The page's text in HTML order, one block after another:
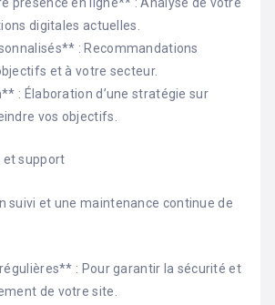
digitales actuelles.
: Recommandations
et à votre secteur.
: Élaboration d’une stratégie sur
vos objectifs.
support
suivi et une maintenance continue de
: Pour garantir la sécurité et
de votre site.